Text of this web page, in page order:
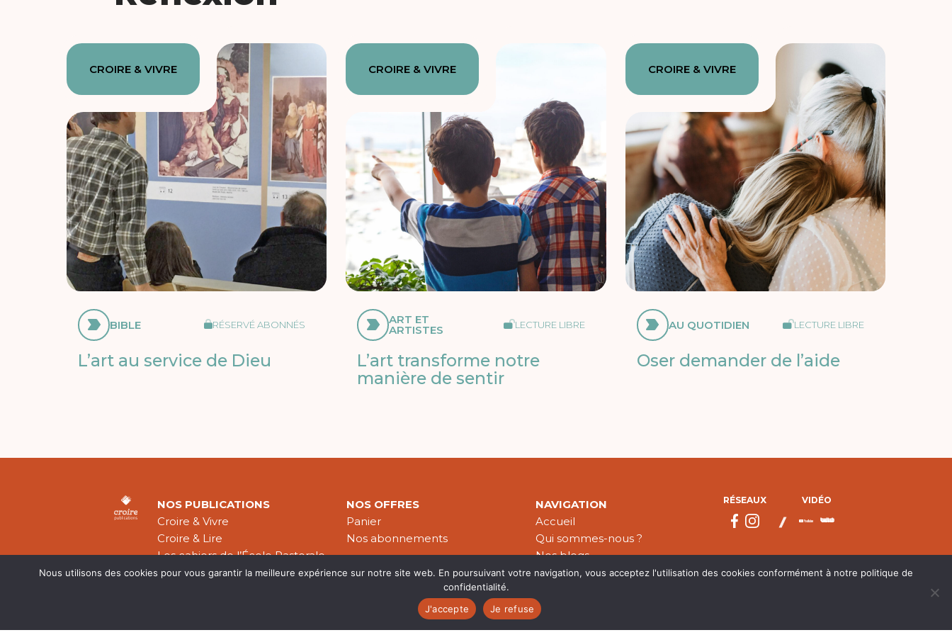
CROIRE & VIVRE
BIBLE RÉSERVÉ ABONNÉS
L’art au service de Dieu
CROIRE & VIVRE
ART ET
ARTISTES LECTURE LIBRE
L’art transforme notre
manière de sentir
CROIRE & VIVRE
AU QUOTIDIEN LECTURE LIBRE
Oser demander de l’aide
NOS PUBLICATIONS
Croire & Vivre
Croire & Lire
Les cahiers de l’École Pastorale
Théologie Évangélique
NOS OFFRES
Panier
Nos abonnements
NAVIGATION
Accueil
Qui sommes-nous ?
Nos blogs
Nos publications
RÉSEAUX VIDÉO
Nous utilisons des cookies pour vous garantir la meilleure expérience sur notre site web. En poursuivant votre navigation, vous acceptez l'utilisation des cookies conformément à notre politique de
confidentialité.
J'accepte
Je refuse